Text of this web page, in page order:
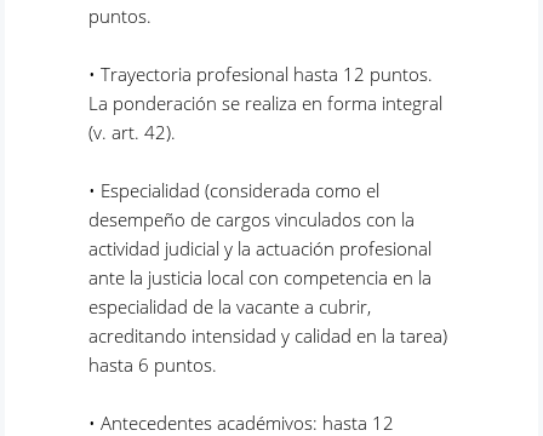
puntos.
• Trayectoria profesional hasta 12 puntos.
La ponderación se realiza en forma integral
(v. art. 42).
• Especialidad (considerada como el
desempeño de cargos vinculados con la
actividad judicial y la actuación profesional
ante la justicia local con competencia en la
especialidad de la vacante a cubrir,
acreditando intensidad y calidad en la tarea)
hasta 6 puntos.
• Antecedentes académivos: hasta 12